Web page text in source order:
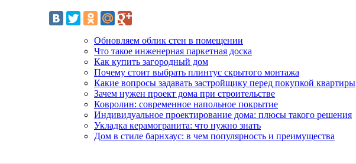
Обновляем облик стен в помещении
Что такое инженерная паркетная доска
Как купить загородный дом
Почему стоит выбрать плинтус скрытого монтажа
Какие вопросы задавать застройщику перед покупкой квартиры
Зачем нужен проект дома при строительстве
Ковролин: современное напольное покрытие
Индивидуальное проектирование дома: плюсы такого решения
Укладка керамогранита: что нужно знать
Дом в стиле барнхаус: в чем популярность и преимущества